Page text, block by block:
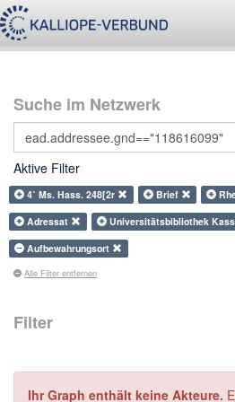
Suche im Netzwerk
Aktive Filter
4˚ Ms. Hass. 248[2r Brief
Adressat
Universitätsbibliothek
Aufbewahrungsort
Alle Filter entfernen
Filter
Ihr Graph enthält keine Akteure.